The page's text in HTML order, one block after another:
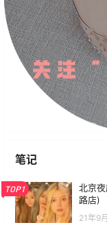
笔记
TOP1
北京
路店)
21年9